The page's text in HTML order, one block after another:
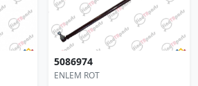
5086974
ENLEM ROT